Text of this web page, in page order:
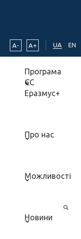
A- A+ UA EN
Програма
ЄС
Еразмус+
Про нас
Можливості
Новини